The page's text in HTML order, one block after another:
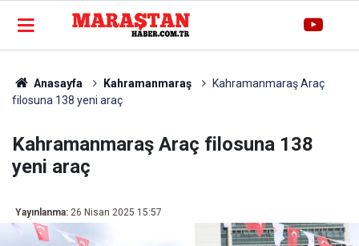
Anasayfa Kahramanmaraş
Kahramanmaraş Araç
filosuna 138 yeni araç
Kahramanmaraş Araç filosuna 138
yeni araç
Yayınlanma: 26 Nisan 2025 15:57